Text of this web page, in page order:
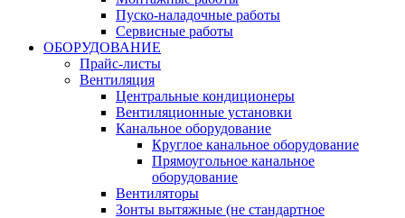
Пуско-наладочные работы
Сервисные работы
ОБОРУДОВАНИЕ
Прайс-листы
Вентиляция
Центральные кондиционеры
Вентиляционные установки
Канальное оборудование
Круглое канальное оборудование
Прямоугольное канальное
оборудование
Вентиляторы
Зонты вытяжные (не стандартное